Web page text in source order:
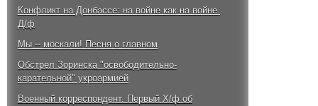
Конфликт на Донбассе: на войне как на войне.
Д/ф
Мы -- москали! Песня о главном
Обстрел Зоринска "освободительно-
карательной" укроармией
Военный корреспондент. Первый Х/ф об